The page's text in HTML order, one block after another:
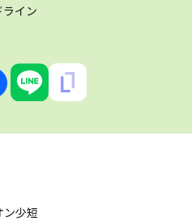
イン
ン少短